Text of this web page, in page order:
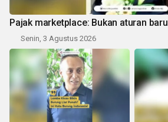
Pajak marketplace: Bukan aturan baru
Senin, 3 Agustus 2026